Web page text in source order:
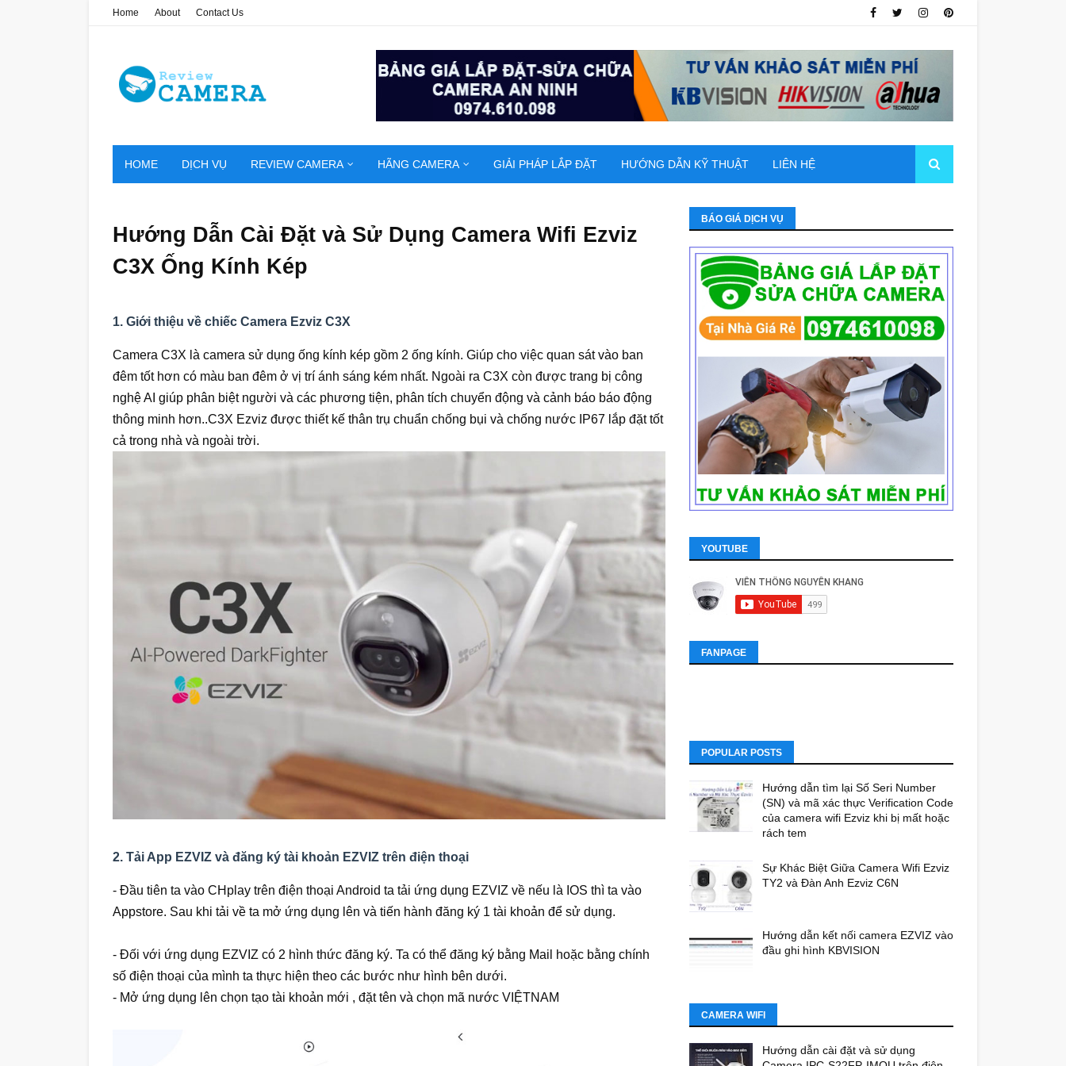
Home About Contact Us
HOME DỊCH VỤ REVIEW CAMERA HÃNG CAMERA GIẢI PHÁP LẮP ĐẶT HƯỚNG DẪN KỸ THUẬT LIÊN HỆ
Hướng Dẫn Cài Đặt và Sử Dụng Camera Wifi Ezviz
C3X Ống Kính Kép
1. Giới thiệu về chiếc Camera Ezviz C3X
Camera C3X là camera sử dụng ống kính kép gồm 2 ống kính. Giúp cho việc quan sát vào ban
đêm tốt hơn có màu ban đêm ở vị trí ánh sáng kém nhất. Ngoài ra C3X còn được trang bị công
nghệ AI giúp phân biệt người và các phương tiện, phân tích chuyển động và cảnh báo báo động
thông minh hơn..C3X Ezviz được thiết kế thân trụ chuẩn chống bụi và chống nước IP67 lắp đặt tốt
cả trong nhà và ngoài trời.
2. Tải App EZVIZ và đăng ký tài khoản EZVIZ trên điện thoại
- Đầu tiên ta vào CHplay trên điện thoại Android ta tải ứng dụng EZVIZ về nếu là IOS thì ta vào
Appstore. Sau khi tải về ta mở ứng dụng lên và tiến hành đăng ký 1 tài khoản để sử dụng.
- Đối với ứng dụng EZVIZ có 2 hình thức đăng ký. Ta có thể đăng ký bằng Mail hoặc bằng chính
số điện thoại của mình ta thực hiện theo các bước như hình bên dưới.
- Mở ứng dụng lên chọn tạo tài khoản mới , đặt tên và chọn mã nước VIỆTNAM
BÁO GIÁ DỊCH VỤ
YOUTUBE
FANPAGE
POPULAR POSTS
Hướng dẫn tìm lại Số Seri Number
(SN) và mã xác thực Verification Code
của camera wifi Ezviz khi bị mất hoặc
rách tem
Sự Khác Biệt Giữa Camera Wifi Ezviz
TY2 và Đàn Anh Ezviz C6N
Hướng dẫn kết nối camera EZVIZ vào
đầu ghi hình KBVISION
CAMERA WIFI
Hướng dẫn cài đặt và sử dụng